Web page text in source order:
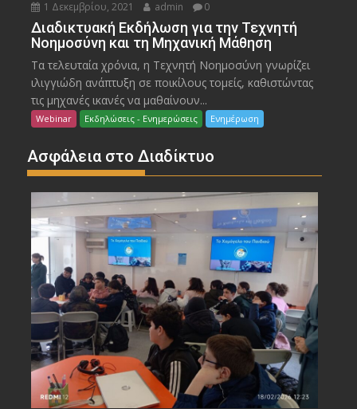
1 Δεκεμβρίου, 2021 admin 0
Διαδικτυακή Εκδήλωση για την Τεχνητή
Νοημοσύνη και τη Μηχανική Μάθηση
Τα τελευταία χρόνια, η Τεχνητή Νοημοσύνη γνωρίζει
ιλιγγιώδη ανάπτυξη σε ποικίλους τομείς, καθιστώντας
τις μηχανές ικανές να μαθαίνουν...
Webinar Εκδηλώσεις - Ενημερώσεις Ενημέρωση
Ασφάλεια στο Διαδίκτυο